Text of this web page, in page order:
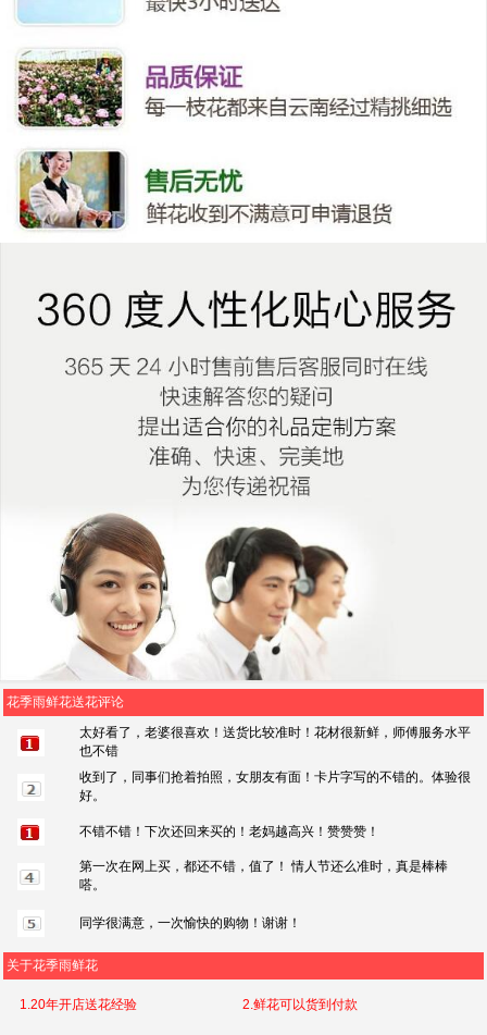
花季雨鲜花送花评论
太好看了，老婆很喜欢！送货比较准时！花材很新鲜，师傅服务水平
也不错
收到了，同事们抢着拍照，女朋友有面！卡片字写的不错的。体验很
好。
不错不错！下次还回来买的！老妈越高兴！赞赞赞！
第一次在网上买，都还不错，值了！ 情人节还么准时，真是棒棒
嗒。
同学很满意，一次愉快的购物！谢谢！
关于花季雨鲜花
1.20年开店送花经验 2.鲜花可以货到付款